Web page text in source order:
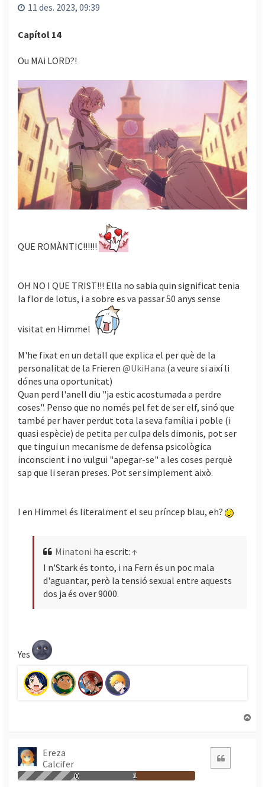
11 des. 2023, 09:39
Capítol 14
Ou MAi LORD?!
QUE ROMÀNTIC!!!!!!
OH NO I QUE TRIST!!! Ella no sabia quin significat tenia
la flor de lotus, i a sobre es va passar 50 anys sense
visitat en Himmel
M'he fixat en un detall que explica el per què de la
personalitat de la Frieren @UkiHana (a veure si així li
dónes una oportunitat)
Quan perd l'anell diu "ja estic acostumada a perdre
coses". Penso que no només pel fet de ser elf, sinó que
també per haver perdut tota la seva família i poble (i
quasi espècie) de petita per culpa dels dimonis, pot ser
que tingui un mecanisme de defensa psicològica
inconscient i no vulgui "apegar-se" a les coses perquè
sap que li seran preses. Pot ser simplement això.
I en Himmel és literalment el seu príncep blau, eh?
Minatoni ha escrit: ↑
I n'Stark és tonto, i na Fern és un poc mala
d'aguantar, però la tensió sexual entre aquests
dos ja és over 9000.
Yes
Ereza
Calcifer
0 1